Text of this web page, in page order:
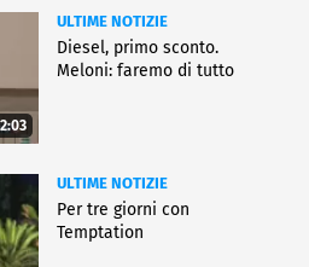
ULTIME NOTIZIE
Diesel, primo sconto.
Meloni: faremo di tutto
ULTIME NOTIZIE
Per tre giorni con
Temptation